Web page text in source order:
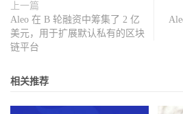
上一篇
Aleo 在 B 轮融资中筹集了 2 亿
美元，用于扩展默认私有的区块
链平台
相关推荐